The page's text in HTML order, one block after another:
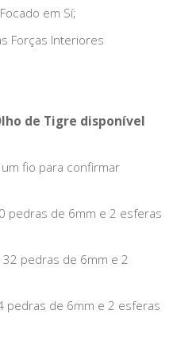
em Sí;
Forças Interiores
de Tigre disponível
fio para confirmar
pedras de 6mm e 2 esferas
pedras de 6mm e 2
pedras de 6mm e 2 esferas